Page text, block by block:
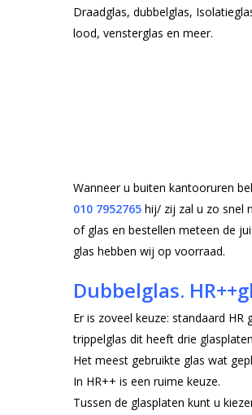
Draadglas, dubbelglas,
lood, vensterglas en meer.
Wanneer u buiten kantooruren
010 7952765 hij/ zij zal u zo snel
of glas en bestellen meteen de
glas hebben wij op voorraad.
Dubbelglas.
Er is zoveel keuze: standaard
trippelglas dit heeft drie
Het meest gebruikte glas wat
In HR++ is een ruime keuze.
Tussen de glasplaten kunt u